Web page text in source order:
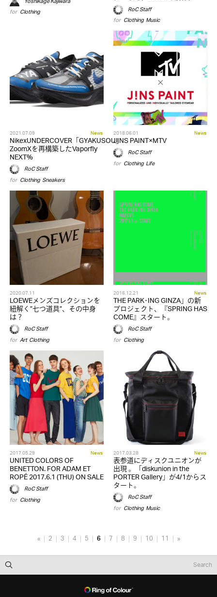
for Clothing
RoC Staff
for Clothing,Music
2021.07.09 News
NikexUNDERCOVER「GYAKUSOU」
ZoomXを再構築したVaporfly
NEXT%
RoC Staff
for Clothing,Sneakers
2018.06.01 News
JINS PAINT×MTV
RoC Staff
for Clothing,Life
2020.07.11
LOEWEメンズコレクションを
紐解く”七つ道具”、その中身
は？
RoC Staff
for Art,Clothing
2016.12.21 News
THE PARK･ING GINZA」の新
プロジェクト、『SPRING HAS
COME』スタート。
RoC Staff
for Clothing
2017.05.29 News
UNITED COLORS OF
BENETTON. FOR ADAM ET
ROPÉ 2017.6.1 (THU) ON SALE
RoC Staff
for Clothing
2017.03.28 News
表参道にディスクユニオンが
出現 。「diskunion in the
PORTER Gallery」が4/1からス
タート。
RoC Staff
for Clothing,Music
« 2 3 4 5 6 7 8 9 10 11 »